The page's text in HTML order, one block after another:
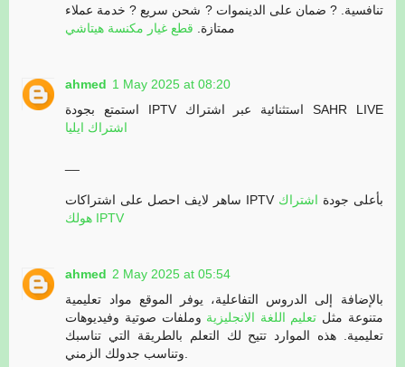
تنافسية. ? ضمان على الدينموات ? شحن سريع ? خدمة عملاء
ممتازة. قطع غيار مكنسة هيتاشي
ahmed 1 May 2025 at 08:20
استمتع بجودة IPTV استثنائية عبر اشتراك SAHR LIVE
اشتراك ايليا
ساهر لايف احصل على اشتراكات IPTV بأعلى جودة اشتراك
هولك IPTV
ahmed 2 May 2025 at 05:54
بالإضافة إلى الدروس التفاعلية، يوفر الموقع مواد تعليمية
متنوعة مثل تعليم اللغة الانجليزية وملفات صوتية وفيديوهات
تعليمية. هذه الموارد تتيح لك التعلم بالطريقة التي تناسبك